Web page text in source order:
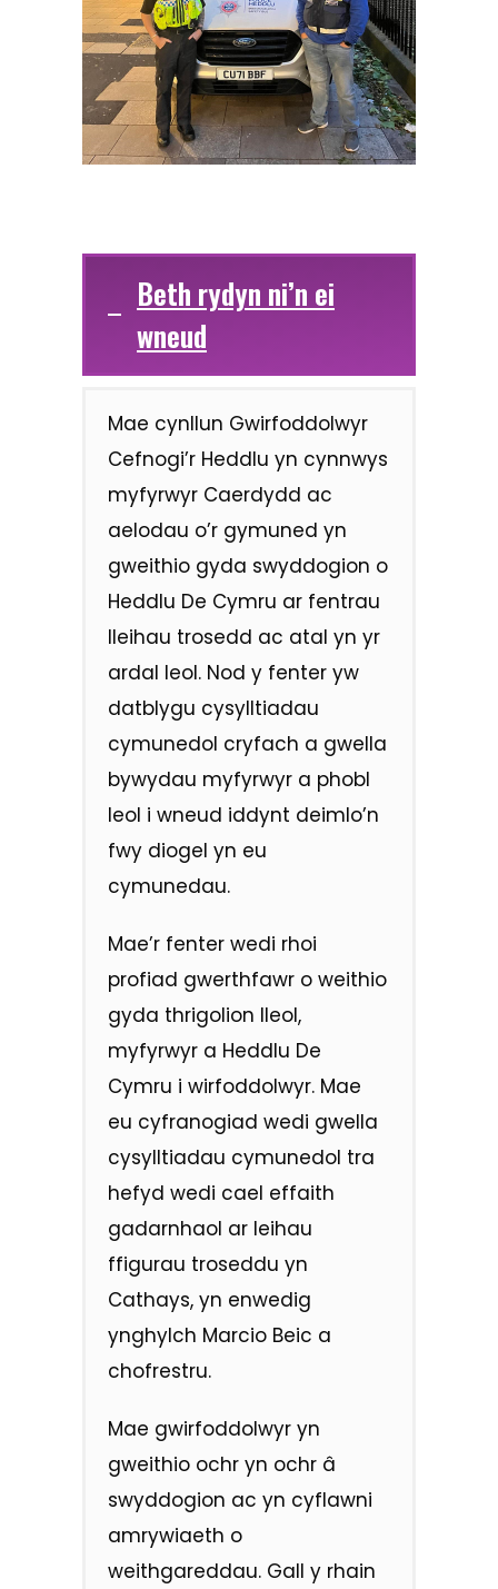
Beth rydyn ni’n ei
wneud
Mae cynllun Gwirfoddolwyr
Cefnogi’r Heddlu yn cynnwys
myfyrwyr Caerdydd ac
aelodau o’r gymuned yn
gweithio gyda swyddogion o
Heddlu De Cymru ar fentrau
lleihau trosedd ac atal yn yr
ardal leol. Nod y fenter yw
datblygu cysylltiadau
cymunedol cryfach a gwella
bywydau myfyrwyr a phobl
leol i wneud iddynt deimlo’n
fwy diogel yn eu
cymunedau.
Mae’r fenter wedi rhoi
profiad gwerthfawr o weithio
gyda thrigolion lleol,
myfyrwyr a Heddlu De
Cymru i wirfoddolwyr. Mae
eu cyfranogiad wedi gwella
cysylltiadau cymunedol tra
hefyd wedi cael effaith
gadarnhaol ar leihau
ffigurau troseddu yn
Cathays, yn enwedig
ynghylch Marcio Beic a
chofrestru.
Mae gwirfoddolwyr yn
gweithio ochr yn ochr â
swyddogion ac yn cyflawni
amrywiaeth o
weithgareddau. Gall y rhain